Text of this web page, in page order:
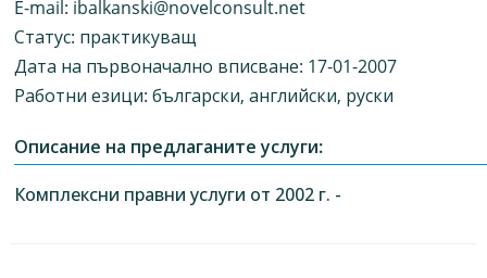
E-mail: ibalkanski@novelconsult.net
Статус: практикуващ
Дата на първоначално вписване: 17-01-2007
Работни езици: български, английски, руски
Описание на предлаганите услуги:
Комплексни правни услуги от 2002 г. -